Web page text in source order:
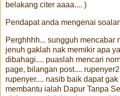
belakang citer aaaa.... )
Pendapat anda mengenai
Perghhhh... sungguh mencabar
jenuh gaklah nak memikir apa
dibahagi.... puaslah mencari
page, bilangan post....
rupenyer.... nasib baik dapat
membantu ialah Dapur Tanpa